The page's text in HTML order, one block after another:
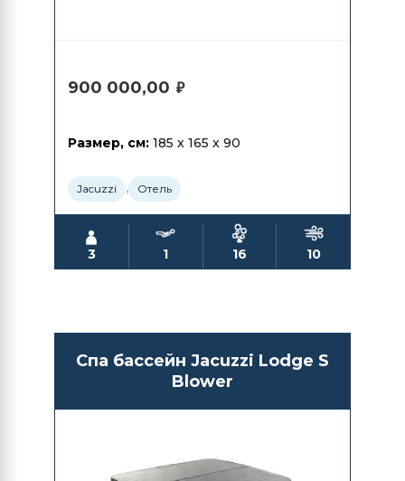
900 000,00 ₽
Размер, см: 185 x 165 x 90
Jacuzzi , Отель
3 1 16 10
Спа бассейн Jacuzzi Lodge S
Blower